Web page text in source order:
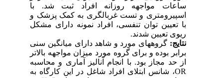
ساعات مواجهه روزانه افراد ثبت شد. با
اسپیرومتری و تست غربالگری به کمک پزشک و
با تعیین توان تنفسی، افراد نمونه دارای مشکل
ریوی تعیین شدند.
نتایج:گروههای مورد و شاهد دارای میانگین سنی
برابر بوده و برای گروه مورد میزان مواجهه بالاتر
از حد مجاز بود. با انجام آنالیز آماری و محاسبه
OR، شانس ابتلای افراد شاغل در این کارگاه به